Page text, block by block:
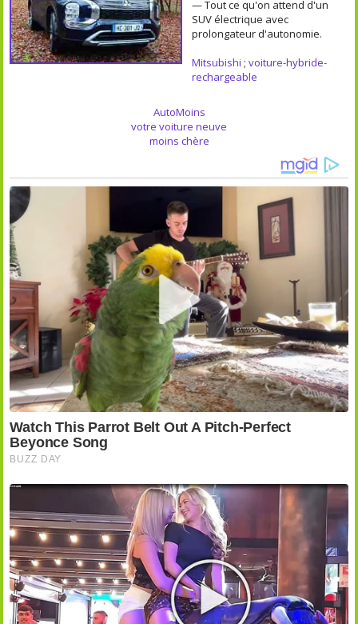
— Tout ce qu'on attend d'un
SUV électrique avec
prolongateur d'autonomie.
Mitsubishi ; voiture-hybride-
rechargeable
AutoMoins
votre voiture neuve
moins chère